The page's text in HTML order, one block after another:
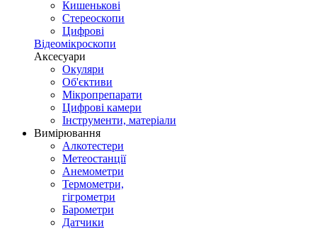
Кишенькові
Стереоскопи
Цифрові
Відеомікроскопи
Аксесуари
Окуляри
Об'єктиви
Мікропрепарати
Цифрові камери
Інструменти, матеріали
Вимірювання
Алкотестери
Метеостанції
Анемометри
Термометри,
гігрометри
Барометри
Датчики